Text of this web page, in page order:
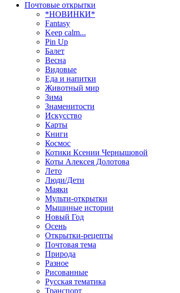
Почтовые открытки
*НОВИНКИ*
Fantasy
Keep calm...
Pin Up
Балет
Весна
Видовые
Еда и напитки
Животный мир
Зима
Знаменитости
Искусство
Карты
Книги
Космос
Котики Ксении Чернышовой
Коты Алексея Долотова
Лето
Люди/Дети
Маяки
Мульти-открытки
Мышиные истории
Новый Год
Осень
Открытки-рецепты
Почтовая тема
Природа
Разное
Рисованные
Русская тематика
Транспорт